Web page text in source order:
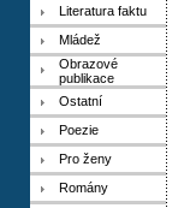
Literatura faktu
Mládež
Obrazové
publikace
Ostatní
Poezie
Pro ženy
Romány